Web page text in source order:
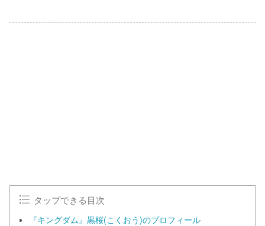
タップできる目次
『キングダム』黒桜(こくおう)のプロフィール